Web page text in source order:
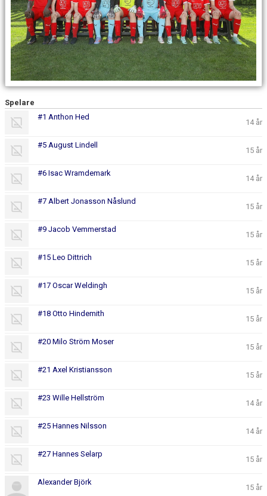
BILDGALLERI
DOKUMENT
KONTAKT
Spelare
#1 Anthon Hed
14 år
#5 August Lindell
15 år
#6 Isac Wramdemark
14 år
#7 Albert Jonasson Nåslund
15 år
#9 Jacob Vemmerstad
15 år
#15 Leo Dittrich
15 år
#17 Oscar Weldingh
15 år
#18 Otto Hindemith
15 år
#20 Milo Ström Moser
15 år
#21 Axel Kristiansson
15 år
#23 Wille Hellström
14 år
#25 Hannes Nilsson
14 år
#27 Hannes Selarp
15 år
Alexander Björk
15 år